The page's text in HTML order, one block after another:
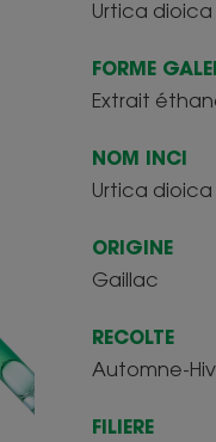
Urtica dioica
FORME
Extrait
NOM INCI
Urtica
ORIGINE
Gaillac
RECOLTE
Automne-
FILIERE